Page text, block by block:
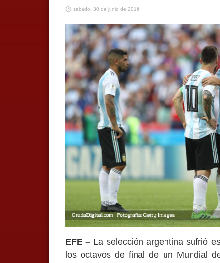
sábado, 30 de junio de 2018
EFE –La selección argentina sufrió
los octavos de final de un Mundial